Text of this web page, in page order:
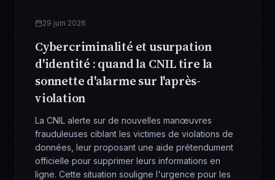
29 juin 2026
Cybercriminalité et usurpation
d'identité : quand la CNIL tire la
sonnette d'alarme sur l'après-
violation
La CNIL alerte sur de nouvelles manœuvres
frauduleuses ciblant les victimes de violations de
données, leur proposant une aide prétendument
officielle pour supprimer leurs informations en
ligne. Cette situation souligne l'urgence pour les